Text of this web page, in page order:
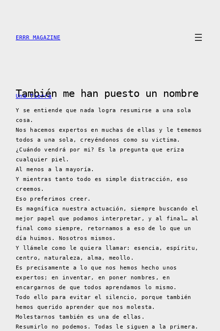
contenido
ERRR MAGAZINE
También me han puesto un nombre
Una Tierra
Y se entiende que nada logra resumirse a una sola
cosa.
Nos hacemos expertos en muchas de ellas y le tememos
todos a una sola, creyéndonos como su victima.
¿Cuándo vendrá por mi? Es la pregunta que eriza
cualquier piel.
Al menos a la mayoría.
Y mientras tanto todo es simple distracción, eso
creemos.
Eso preferimos creer.
Es magnífica nuestra actuación, siempre buscando el
mejor papel que podamos interpretar, y al final… al
final como siempre, retornamos a eso de lo que un
día huimos. Nosotros mismos.
Y llámele como le quiera llamar: esencia, espíritu,
centro, naturaleza, alma, meollo.
Es precisamente a lo que nos hemos hecho unos
expertos; en inventar, en poner nombres, en
encargarnos de que todos aprendamos lo mismo.
Todo ello para evitar el silencio, porque también
hemos querido aprender que nos molesta.
Molestarnos también es una de ellas.
Resumirlo no podemos. Todas le siguen a la primera.